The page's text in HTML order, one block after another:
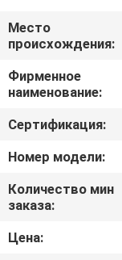
О
НАС
ЭКСКУРСИЯ
ПО
ЗАВОДУ
КОНТРОЛЬ
КАЧЕСТВА
Место
происхождения:
Фирменное
наименование:
Сертификация:
Номер модели:
Количество мин
заказа:
Цена: